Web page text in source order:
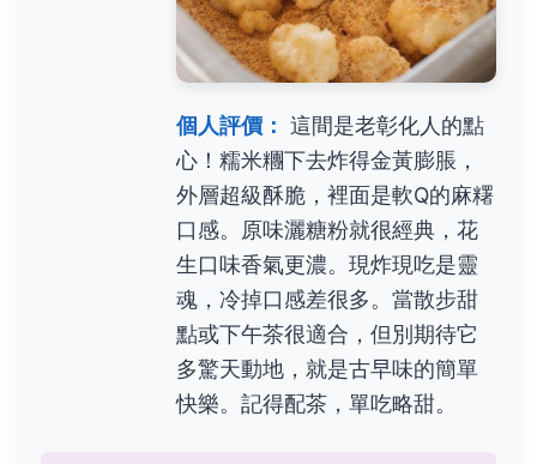
個人評價： 這間是老彰化人的點
心！糯米糰下去炸得金黃膨脹，
外層超級酥脆，裡面是軟Q的麻糬
口感。原味灑糖粉就很經典，花
生口味香氣更濃。現炸現吃是靈
魂，冷掉口感差很多。當散步甜
點或下午茶很適合，但別期待它
多驚天動地，就是古早味的簡單
快樂。記得配茶，單吃略甜。